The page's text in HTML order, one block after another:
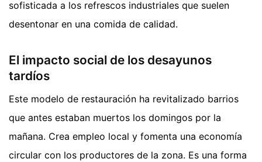
sofisticada a los refrescos industriales que suelen
desentonar en una comida de calidad.
El impacto social de los desayunos
tardíos
Este modelo de restauración ha revitalizado barrios
que antes estaban muertos los domingos por la
mañana. Crea empleo local y fomenta una economía
circular con los productores de la zona. Es una forma